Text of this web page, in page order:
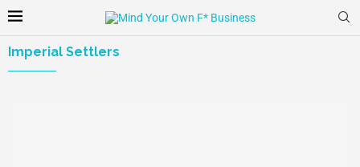
Imperial Settlers